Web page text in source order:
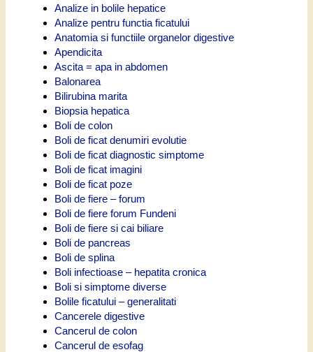
Analize in bolile hepatice
Analize pentru functia ficatului
Anatomia si functiile organelor digestive
Apendicita
Ascita = apa in abdomen
Balonarea
Bilirubina marita
Biopsia hepatica
Boli de colon
Boli de ficat denumiri evolutie
Boli de ficat diagnostic simptome
Boli de ficat imagini
Boli de ficat poze
Boli de fiere – forum
Boli de fiere forum Fundeni
Boli de fiere si cai biliare
Boli de pancreas
Boli de splina
Boli infectioase – hepatita cronica
Boli si simptome diverse
Bolile ficatului – generalitati
Cancerele digestive
Cancerul de colon
Cancerul de esofag